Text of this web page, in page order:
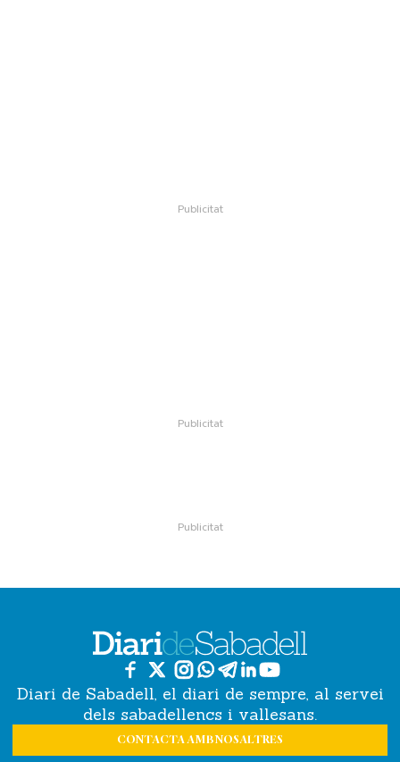
Diari de Sabadell, el diari de sempre, al servei
dels sabadellencs i vallesans.
CONTACTA AMB NOSALTRES